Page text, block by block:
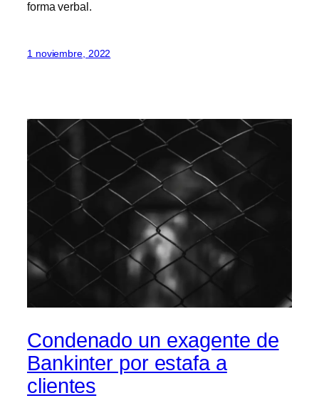
forma verbal.
1 noviembre, 2022
Condenado un exagente de
Bankinter por estafa a
clientes